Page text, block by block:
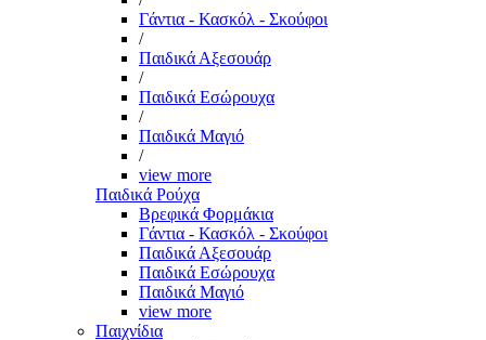
Γάντια - Κασκόλ - Σκούφοι
/
Παιδικά Αξεσουάρ
/
Παιδικά Εσώρουχα
/
Παιδικά Μαγιό
/
view more
Παιδικά Ρούχα
Βρεφικά Φορμάκια
Γάντια - Κασκόλ - Σκούφοι
Παιδικά Αξεσουάρ
Παιδικά Εσώρουχα
Παιδικά Μαγιό
view more
Παιχνίδια